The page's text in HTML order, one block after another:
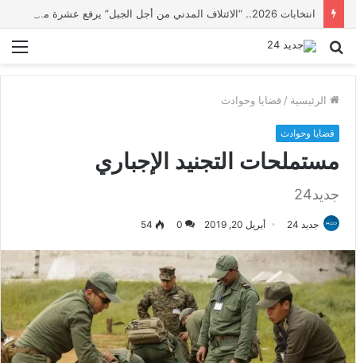
انتخابات 2026.. “الائتلاف المدني من أجل الجبل” يرفع عشرة مطالب أمام الأحزاب لإنصاف المناطق الجبلية
بحث
الرئيسية / قضايا وحوادث
قضايا وحوادث
مستملحات التجنيد الإجباري
جديد24
جديد 24 أبريل 20, 2019 0
54